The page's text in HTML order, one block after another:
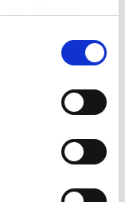
We slaan je